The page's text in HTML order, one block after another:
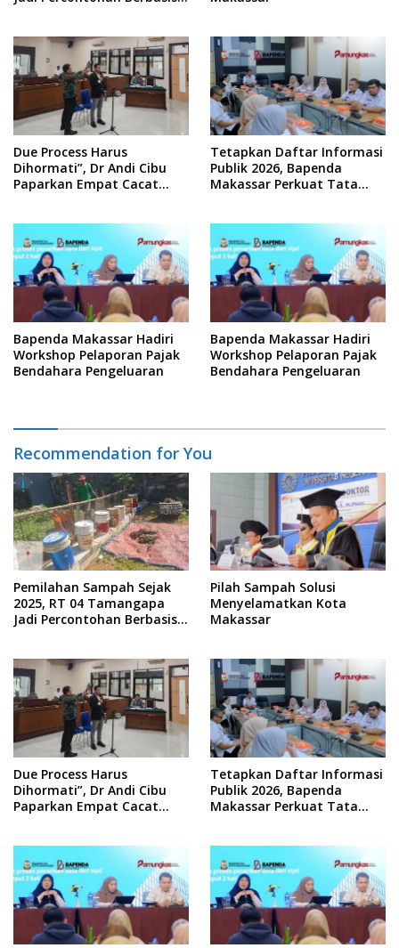
Due Process Harus
Dihormati”, Dr Andi Cibu
Paparkan Empat Cacat
Tetapkan Daftar Informasi
Publik 2026, Bapenda
Makassar Perkuat Tata
Bapenda Makassar Hadiri
Workshop Pelaporan Pajak
Bendahara Pengeluaran
Bapenda Makassar Hadiri
Workshop Pelaporan Pajak
Bendahara Pengeluaran
Recommendation for You
Pemilahan Sampah Sejak
2025, RT 04 Tamangapa
Jadi Percontohan Berbasis
Pilah Sampah Solusi
Menyelamatkan Kota
Makassar
Due Process Harus
Dihormati”, Dr Andi Cibu
Paparkan Empat Cacat
Tetapkan Daftar Informasi
Publik 2026, Bapenda
Makassar Perkuat Tata